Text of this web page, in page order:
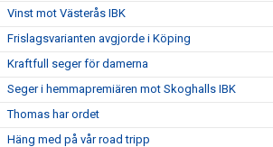
Vinst mot Västerås IBK
Frislagsvarianten avgjorde i Köping
Kraftfull seger för damerna
Seger i hemmapremiären mot Skoghalls IBK
Thomas har ordet
Häng med på vår road tripp